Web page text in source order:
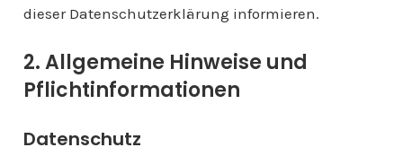
dieser Datenschutzerklärung informieren.
2. Allgemeine Hinweise und
Pflichtinformationen
Datenschutz